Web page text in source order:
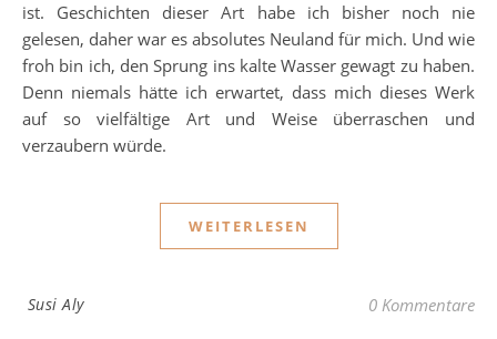
ist. Geschichten dieser Art habe ich bisher noch nie
gelesen, daher war es absolutes Neuland für mich. Und wie
froh bin ich, den Sprung ins kalte Wasser gewagt zu haben.
Denn niemals hätte ich erwartet, dass mich dieses Werk
auf so vielfältige Art und Weise überraschen und
verzaubern würde.
WEITERLESEN
Susi Aly 0 Kommentare